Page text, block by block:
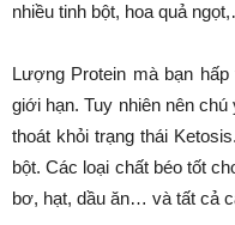
nhiều tinh bột, hoa quả
Lượng Protein mà bạn
giới hạn. Tuy nhiên nên
thoát khỏi trạng thái
bột. Các loại chất béo tốt
bơ, hạt, dầu ăn… và tất cả